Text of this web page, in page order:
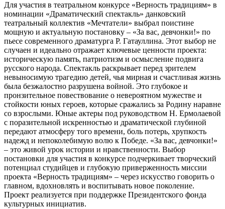
Для участия в театральном конкурсе «Верность традициям» в
номинации «Драматический спектакль» данковский
театральный коллектив «Мечтатели» выбрал поистине
мощную и актуальную постановку – «За вас, девчонки!» по
пьесе современного драматурга Р. Гатауллина. Этот выбор не
случаен и идеально отражает ключевые ценности проекта:
историческую память, патриотизм и осмысление подвига
русского народа. Спектакль раскрывает перед зрителем
невыносимую трагедию детей, чья мирная и счастливая жизнь
была безжалостно разрушена войной. Это глубокое и
пронзительное повествование о невероятном мужестве и
стойкости юных героев, которые сражались за Родину наравне
со взрослыми. Юные актеры под руководством Н. Ермолаевой
с поразительной искренностью и драматической глубиной
передают атмосферу того времени, боль потерь, хрупкость
надежд и непоколебимую волю к Победе. «За вас, девчонки!»
– это живой урок истории и нравственности. Выбор
постановки для участия в конкурсе подчеркивает творческий
потенциал студийцев и глубокую приверженность миссии
проекта «Верность традициям» – через искусство говорить о
главном, вдохновлять и воспитывать новое поколение.
Проект реализуется при поддержке Президентского фонда
культурных инициатив.